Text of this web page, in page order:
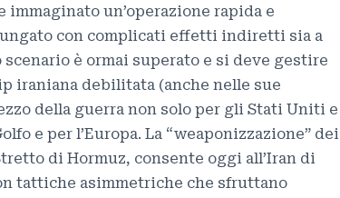
immaginato un’operazione rapida e
con complicati effetti indiretti sia a
è ormai superato e si deve gestire
iraniana debilitata (anche nelle sue
della guerra non solo per gli Stati Uniti e
e per l’Europa. La “weaponizzazione” dei
di Hormuz, consente oggi all’Iran di
tattiche asimmetriche che sfruttano